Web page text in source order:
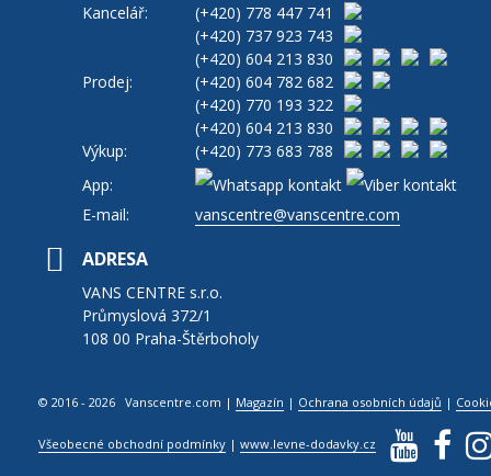
Kancelář: (+420) 778 447 741
(+420) 737 923 743
(+420) 604 213 830
Prodej:
(+420) 604 782 682
(+420) 770 193 322
(+420) 604 213 830
Výkup:
(+420) 773 683 788
App:
E-mail:
vanscentre@vanscentre.com
ADRESA
VANS CENTRE s.r.o.
Průmyslová 372/1
108 00 Praha-Štěrboholy
© 2016 - 2026 Vanscentre.com | Magazín | Ochrana osobních údajů |
Všeobecné obchodní podmínky |www.levne-dodavky.cz